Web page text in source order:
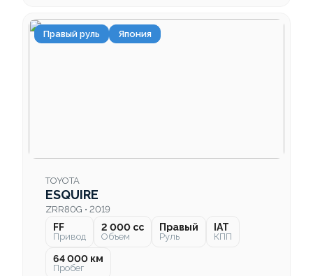
Правый руль Япония
TOYOTA
ESQUIRE
ZRR80G • 2019
FF
Привод
2 000 cc
Объем
Правый
Руль
IAT
КПП
64 000 км
Пробег